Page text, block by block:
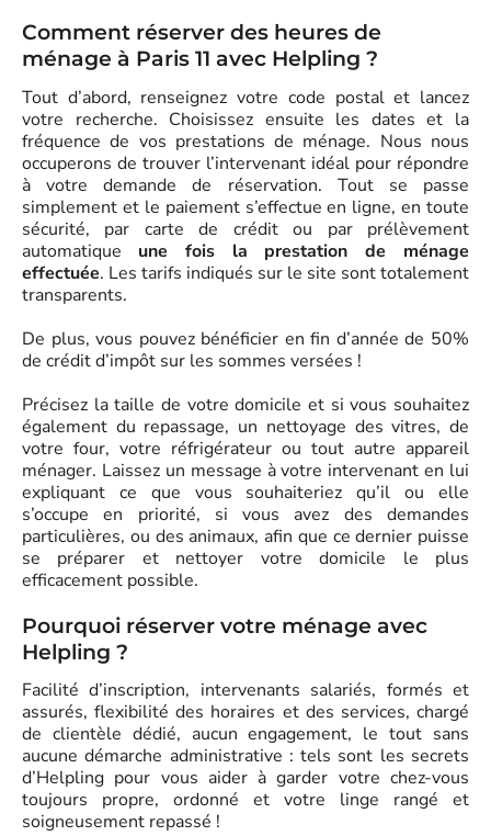
Comment réserver des heures de
ménage à Paris 11 avec Helpling ?
Tout d’abord, renseignez votre code postal et lancez
votre recherche. Choisissez ensuite les dates et la
fréquence de vos prestations de ménage. Nous nous
occuperons de trouver l’intervenant idéal pour répondre
à votre demande de réservation. Tout se passe
simplement et le paiement s’effectue en ligne, en toute
sécurité, par carte de crédit ou par prélèvement
automatique une fois la prestation de ménage
effectuée. Les tarifs indiqués sur le site sont totalement
transparents.
De plus, vous pouvez bénéficier en fin d’année de 50%
de crédit d’impôt sur les sommes versées !
Précisez la taille de votre domicile et si vous souhaitez
également du repassage, un nettoyage des vitres, de
votre four, votre réfrigérateur ou tout autre appareil
ménager. Laissez un message à votre intervenant en lui
expliquant ce que vous souhaiteriez qu’il ou elle
s’occupe en priorité, si vous avez des demandes
particulières, ou des animaux, afin que ce dernier puisse
se préparer et nettoyer votre domicile le plus
efficacement possible.
Pourquoi réserver votre ménage avec
Helpling ?
Facilité d’inscription, intervenants salariés, formés et
assurés, flexibilité des horaires et des services, chargé
de clientèle dédié, aucun engagement, le tout sans
aucune démarche administrative : tels sont les secrets
d’Helpling pour vous aider à garder votre chez-vous
toujours propre, ordonné et votre linge rangé et
soigneusement repassé !